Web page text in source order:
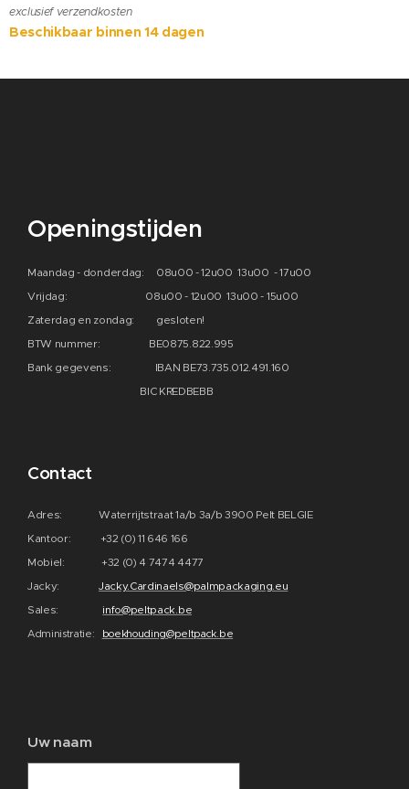
exclusief verzendkosten
Beschikbaar binnen 14 dagen
Openingstijden
Maandag - donderdag: 08u00 - 12u00 13u00 - 17u00
Vrijdag: 08u00 - 12u00 13u00 - 15u00
Zaterdag en zondag: gesloten!
BTW nummer: BE0875.822.995
Bank gegevens: IBAN BE73.735.012.491.160
BIC KREDBEBB
Contact
Adres: Waterrijtstraat 1a/b 3a/b 3900 Pelt BELGIE
Kantoor: +32 (0) 11 646 166
Mobiel: +32 (0) 4 7474 4477
Jacky: Jacky.Cardinaels@palmpackaging.eu
Sales: info@peltpack.be
Administratie:
boekhouding@peltpack.be
Uw naam